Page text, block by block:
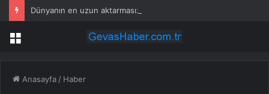
Menü
Anasayfa / Haber